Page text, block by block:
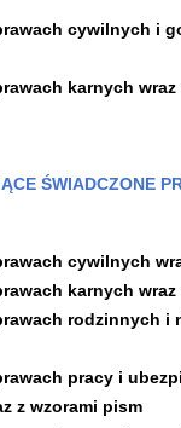
cywilnych i
karnych
ŚWIADCZONE
cywilnych
karnych
rodzinnych i
pracy i
z wzorami pism